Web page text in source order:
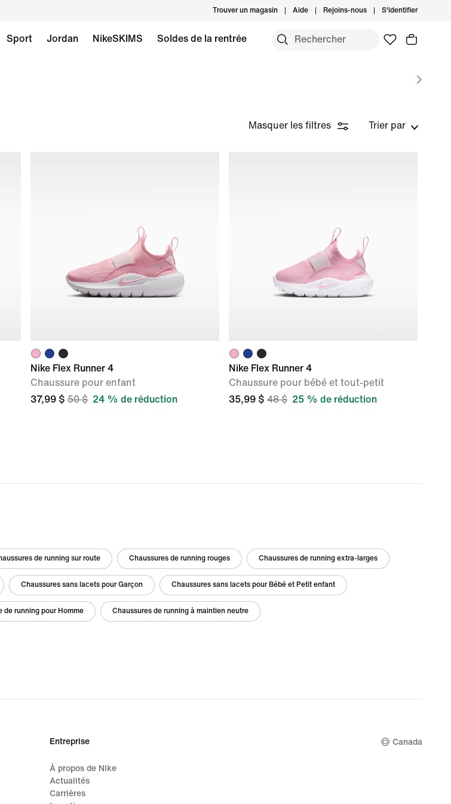
Trouver un magasin Aide Rejoins-nous S'identifier
Sport Jordan NikeSKIMS Soldes de la rentrée
Masquer les filtres Trier par
Nike Flex Runner 4
Chaussure pour enfant
37,99 $ 50 $ 24 % de réduction
Nike Flex Runner 4
Chaussure pour bébé et tout-petit
35,99 $ 48 $ 25 % de réduction
de running sur route Chaussures de running rouges Chaussures de running extra-larges
Chaussures sans lacets pour Garçon Chaussures sans lacets pour Bébé et Petit enfant
de running pour Homme Chaussures de running à maintien neutre
Entreprise
À propos de Nike
Actualités
Carrières
Canada